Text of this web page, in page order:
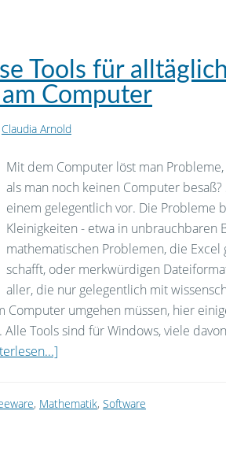
Tools für
Computer
Claudia Arnold
Mit dem Computer löst man
als man noch keinen Computer
einem gelegentlich vor. Die Probleme
Kleinigkeiten - etwa in unbrauchbaren
mathematischen Problemen, die
schafft, oder merkwürdigen
aller, die nur gelegentlich mit
Computer umgehen müssen, hier
Tools sind für Windows, viele
, Mathematik, Software